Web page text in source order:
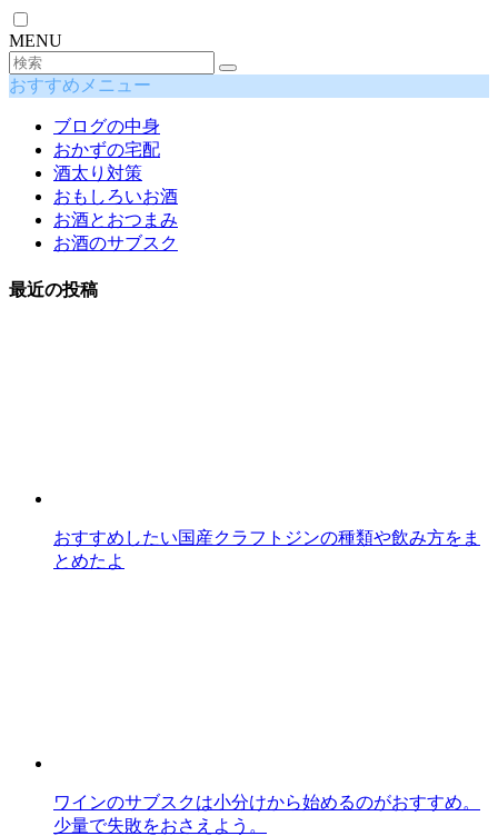
MENU
おすすめメニュー
ブログの中身
おかずの宅配
酒太り対策
おもしろいお酒
お酒とおつまみ
お酒のサブスク
最近の投稿
おすすめしたい国産クラフトジンの種類や飲み方をま
とめたよ
ワインのサブスクは小分けから始めるのがおすすめ。
少量で失敗をおさえよう。